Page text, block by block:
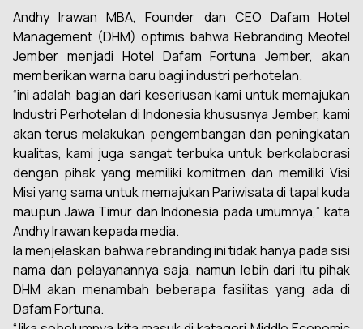
Andhy Irawan MBA, Founder dan CEO Dafam Hotel
Management (DHM) optimis bahwa Rebranding Meotel
Jember menjadi Hotel Dafam Fortuna Jember, akan
memberikan warna baru bagi industri perhotelan.
“ini adalah bagian dari keseriusan kami untuk memajukan
Industri Perhotelan di Indonesia khususnya Jember, kami
akan terus melakukan pengembangan dan peningkatan
kualitas, kami juga sangat terbuka untuk berkolaborasi
dengan pihak yang memiliki komitmen dan memiliki Visi
Misi yang sama untuk memajukan Pariwisata di tapal kuda
maupun Jawa Timur dan Indonesia pada umumnya,” kata
Andhy Irawan kepada media.
Ia menjelaskan bahwa rebranding ini tidak hanya pada sisi
nama dan pelayanannya saja, namun lebih dari itu pihak
DHM akan menambah beberapa fasilitas yang ada di
Dafam Fortuna.